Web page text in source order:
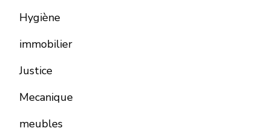
Hygiène
immobilier
Justice
Mecanique
meubles